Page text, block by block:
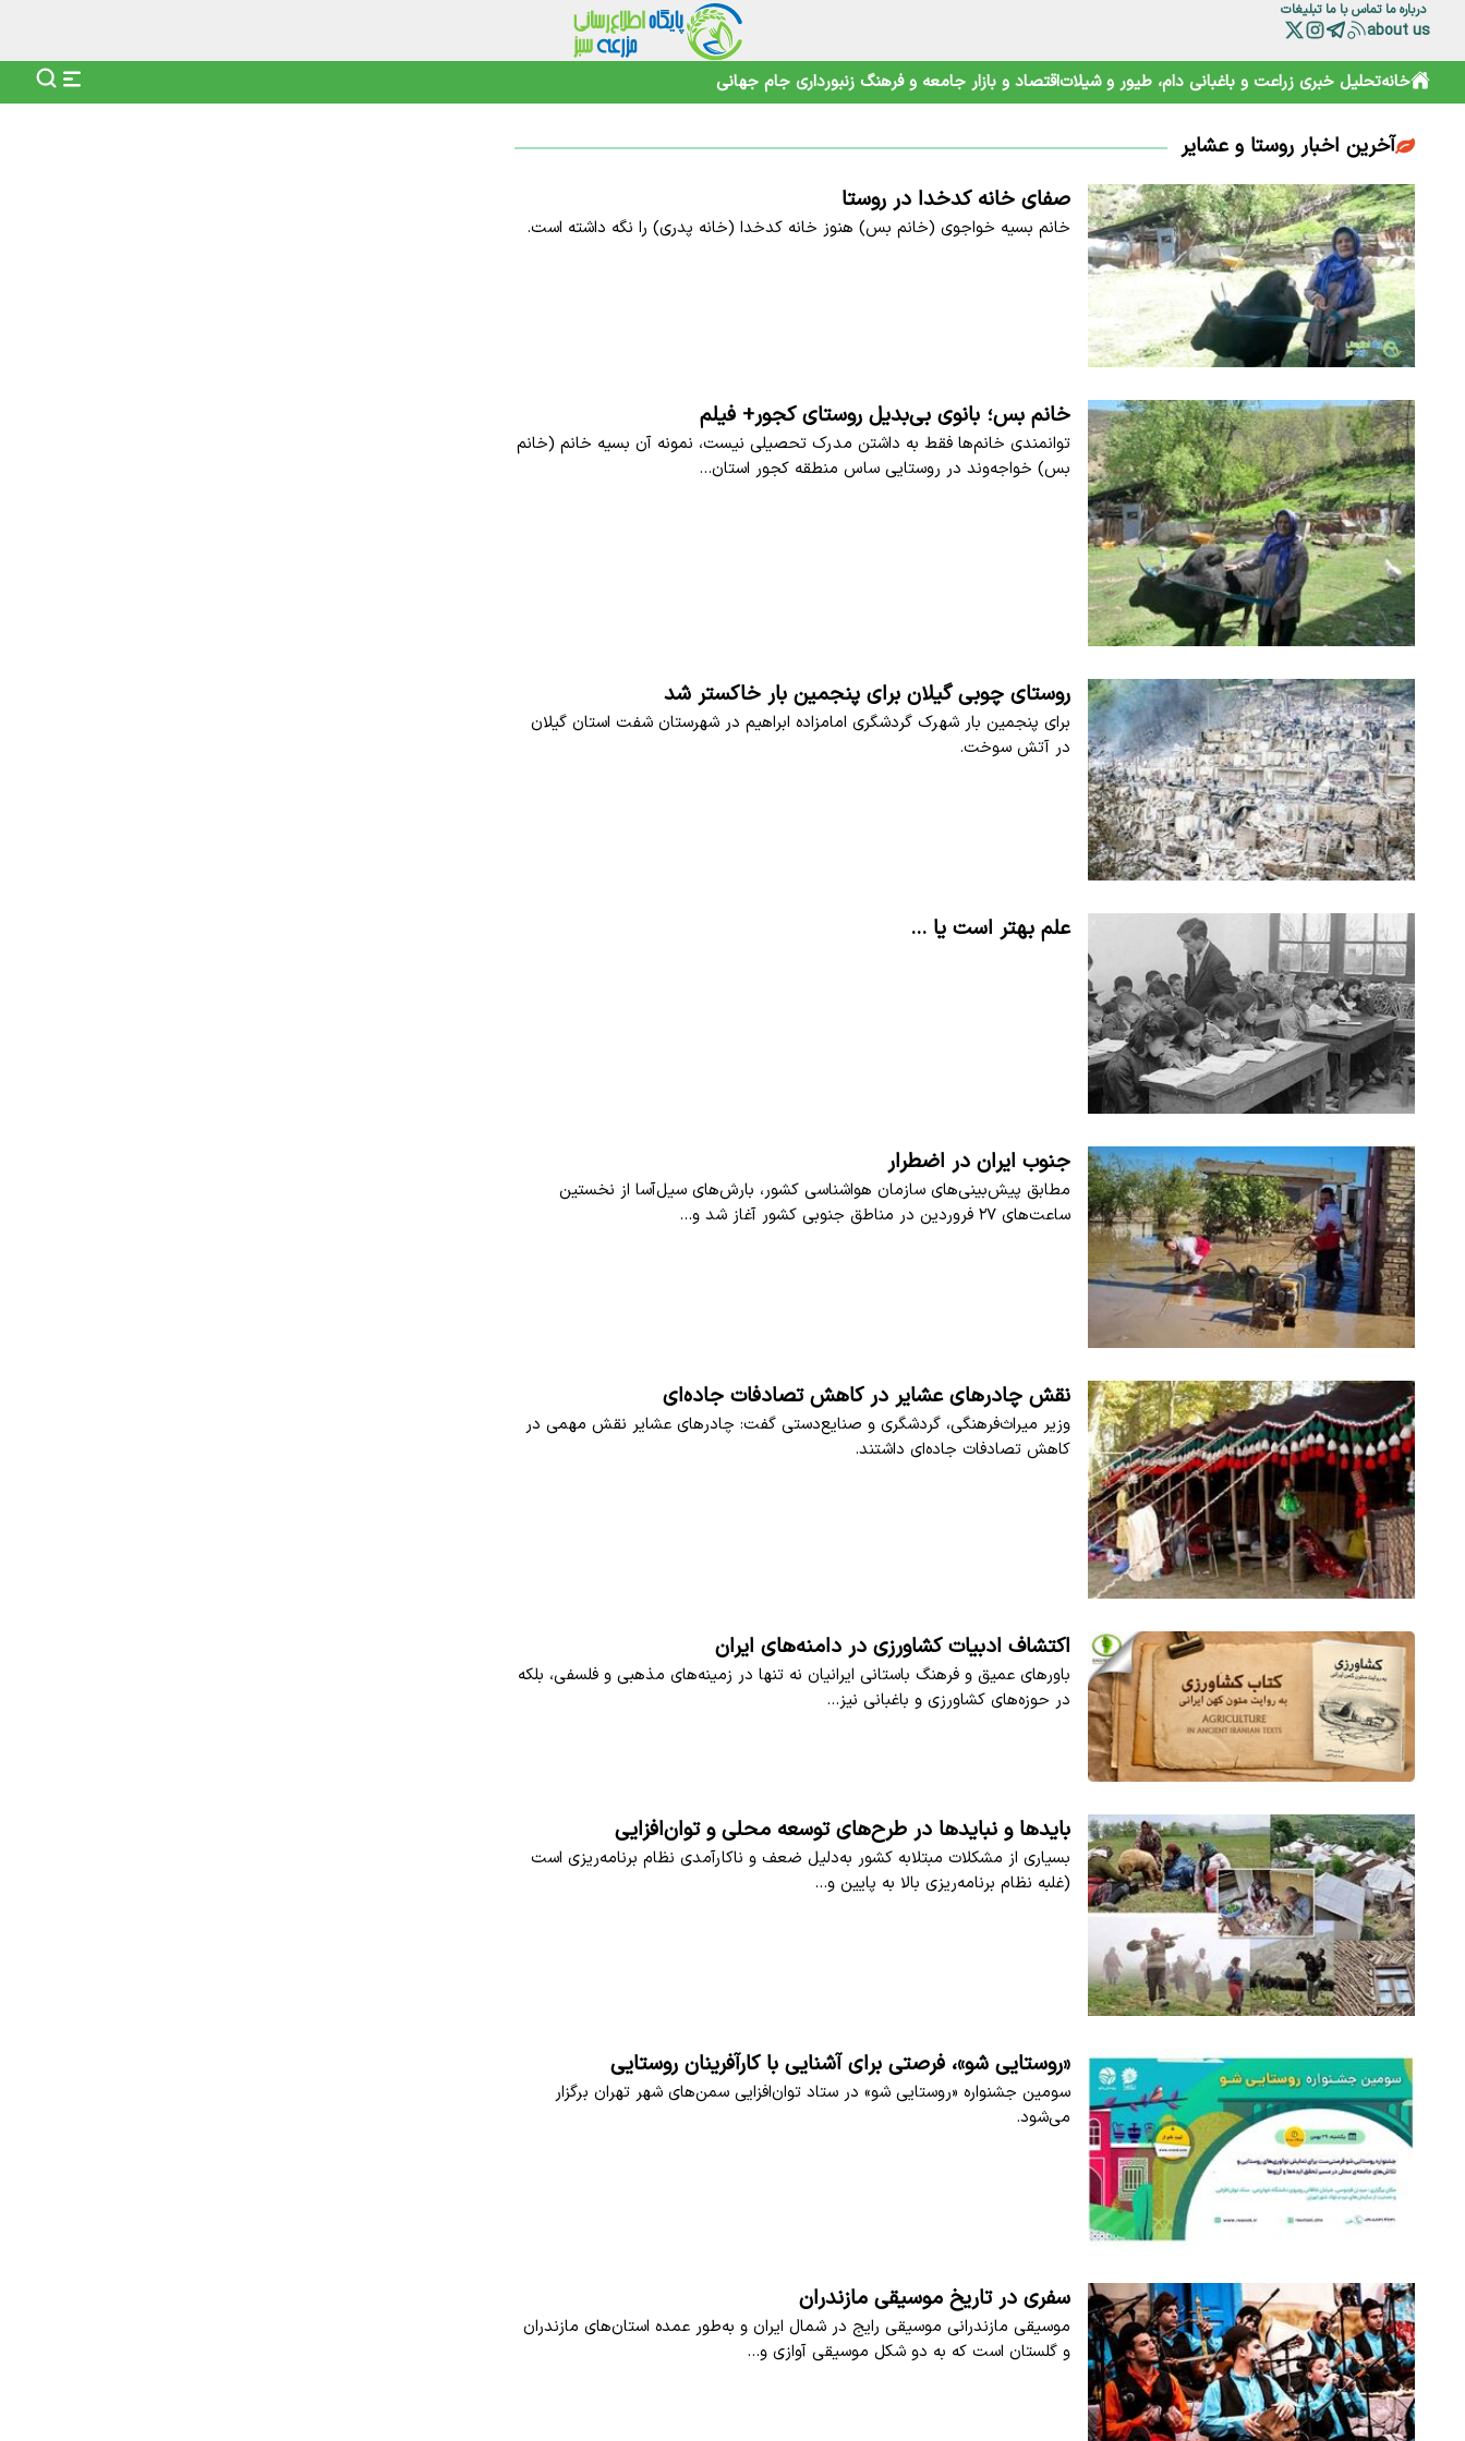
درباره ما تماس با ما تبلیغات
about us
خانهتحلیل خبری زراعت و باغبانی دام، طیور و شیلاتاقتصاد و بازار جامعه و فرهنگ زنبورداری جام جهانی
آخرین اخبار روستا و عشایر
صفای خانه کدخدا در روستا
خانم بسیه خواجوی (خانم بس) هنوز خانه کدخدا (خانه پدری) را نگه داشته است.
خانم بس؛ بانوی بی‌بدیل روستای کجور+ فیلم
توانمندی خانم‌ها فقط به داشتن مدرک تحصیلی نیست، نمونه آن بسیه خانم (خانم
بس) خواجه‌وند در روستایی ساس منطقه کجور استان…
روستای چوبی گیلان برای پنجمین بار خاکستر شد
برای پنجمین بار شهرک گردشگری امامزاده ابراهیم در شهرستان شفت استان گیلان
در آتش سوخت.
علم بهتر است یا ...
جنوب ایران در اضطرار
مطابق پیش‌بینی‌های سازمان هواشناسی کشور، بارش‌های سیل‌آسا از نخستین
ساعت‌های ۲۷ فروردین در مناطق جنوبی کشور آغاز شد و…
نقش چادرهای عشایر در کاهش تصادفات جاده‌ای
وزیر میراث‌فرهنگی، گردشگری و صنایع‌دستی گفت: چادرهای عشایر نقش مهمی در
کاهش تصادفات جاده‌ای داشتند.
اکتشاف ادبیات کشاورزی در دامنه‌های ایران
باورهای عمیق و فرهنگ باستانی ایرانیان نه تنها در زمینه‌های مذهبی و فلسفی، بلکه
در حوزه‌های کشاورزی و باغبانی نیز…
بایدها و نبایدها در طرح‌های توسعه محلی و توان‌افزایی
بسیاری از مشکلات مبتلابه کشور به‌دلیل ضعف و ناکارآمدی نظام برنامه‌ریزی است
(غلبه نظام برنامه‌ریزی بالا به پایین و…
«روستایی شو»، فرصتی برای آشنایی با کارآفرینان روستایی
سومین جشنواره «روستایی شو» در ستاد توان‌افزایی سمن‌های شهر تهران برگزار
می‌شود.
سفری در تاریخ موسیقی مازندران
موسیقی مازندرانی موسیقی رایج در شمال ایران و به‌طور عمده استان‌های مازندران
و گلستان است که به دو شکل موسیقی آوازی و…